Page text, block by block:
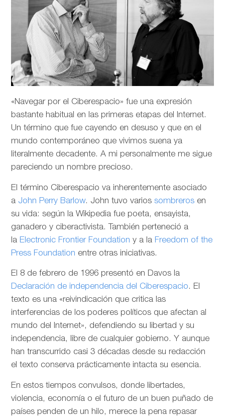
«Navegar por el Ciberespacio» fue una expresión
bastante habitual en las primeras etapas del Internet.
Un término que fue cayendo en desuso y que en el
mundo contemporáneo que vivimos suena ya
literalmente decadente. A mi personalmente me sigue
pareciendo un nombre precioso.
El término Ciberespacio va inherentemente asociado
a John Perry Barlow. John tuvo variossombreros en
su vida: según la Wikipedia fue poeta, ensayista,
ganadero y ciberactivista. También perteneció a
la Electronic Frontier Foundation y a la Freedom of the
Press Foundation entre otras iniciativas.
El 8 de febrero de 1996 presentó en Davos la
Declaración de independencia del Ciberespacio. El
texto es una «reivindicación que critica las
interferencias de los poderes políticos que afectan al
mundo del Internet», defendiendo su libertad y su
independencia, libre de cualquier gobierno. Y aunque
han transcurrido casi 3 décadas desde su redacción
el texto conserva prácticamente intacta su esencia.
En estos tiempos convulsos, donde libertades,
violencia, economía o el futuro de un buen puñado de
países penden de un hilo, merece la pena repasar